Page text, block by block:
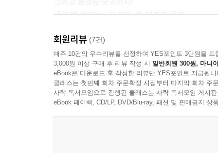
『그 해 우리는』의 모든 것, 대본집 공개
『그 해 우리는』 대본집은 주요 배우 4인의 사인
캐릭터마다 부여된 서사와 감정선의 설계도라고
느끼는 색다른 재미는 덤이다. 또한 극 중 최웅의
명장면 엽서가 각 권에 포함되었으며, 초판 한
받으며 새로운 기록을 써나가고 있는 2022년의
회원리뷰 (7건)
매주 10건의 우수리뷰를 선정하여 YES포인트 3만원을 드
3,000원 이상 구매 후 리뷰 작성 시 일반회원 300원, 마니
eBook은 다운로드 후 작성한 리뷰만 YES포인트 지급됩니
클래스는 첫번째 회차 주문확정 시점부터 마지막 회차 주
사락 독서모임으로 진행된 클래스는 사락 독서모임 게시
eBook 페이백, CD/LP, DVD/Blu-ray, 패션 및 판매금지 상